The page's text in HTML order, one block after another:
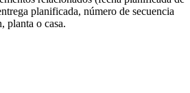
planificada, número de secuencia
planta o casa.